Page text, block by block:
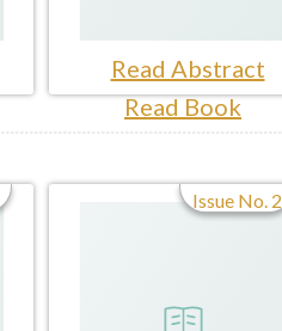
Read Abstract
Read Book
Issue No. 2